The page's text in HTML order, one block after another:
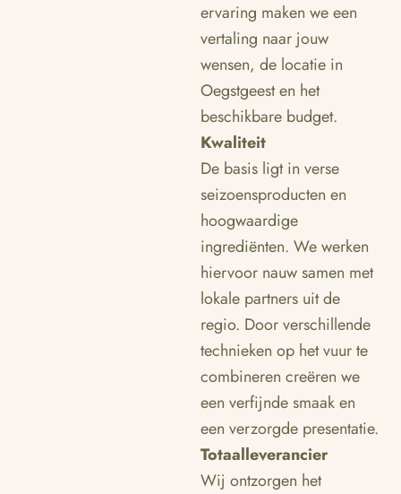
ervaring maken we een
vertaling naar jouw
wensen, de locatie in
Oegstgeest en het
beschikbare budget.
Kwaliteit
De basis ligt in verse
seizoensproducten en
hoogwaardige
ingrediënten. We werken
hiervoor nauw samen met
lokale partners uit de
regio. Door verschillende
technieken op het vuur te
combineren creëren we
een verfijnde smaak en
een verzorgde presentatie.
Totaalleverancier
Wij ontzorgen het